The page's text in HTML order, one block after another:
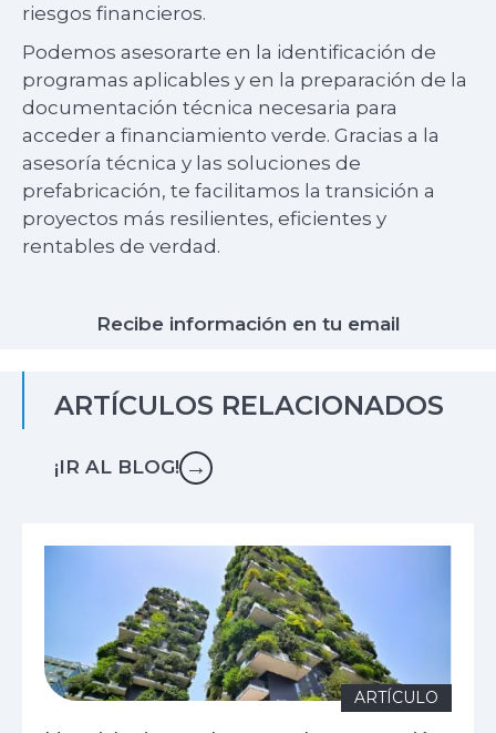
riesgos financieros.
Podemos asesorarte en la identificación de
programas aplicables y en la preparación de la
documentación técnica necesaria para
acceder a financiamiento verde. Gracias a la
asesoría técnica y las soluciones de
prefabricación, te facilitamos la transición a
proyectos más resilientes, eficientes y
rentables de verdad.
Recibe información en tu email
ARTÍCULOS RELACIONADOS
¡IR AL BLOG! →
ARTÍCULO